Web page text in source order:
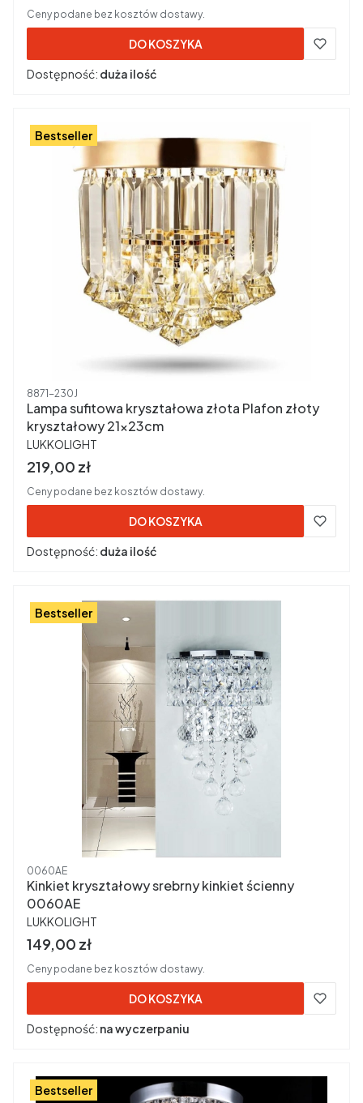
Ceny podane bez kosztów dostawy.
DO KOSZYKA
Dostępność: duża ilość
Bestseller
Kod produktu
8871-230J
Lampa sufitowa kryształowa złota Plafon złoty
kryształowy 21x23cm
PRODUCENT
LUKKOLIGHT
Cena brutto
219,00 zł
Ceny podane bez kosztów dostawy.
DO KOSZYKA
Dostępność: duża ilość
Bestseller
Kod produktu
0060AE
Kinkiet kryształowy srebrny kinkiet ścienny
0060AE
PRODUCENT
LUKKOLIGHT
Cena brutto
149,00 zł
Ceny podane bez kosztów dostawy.
DO KOSZYKA
Dostępność: na wyczerpaniu
Bestseller